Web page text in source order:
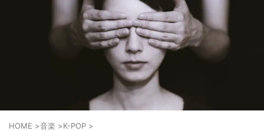
HOME >音楽 >K-POP >